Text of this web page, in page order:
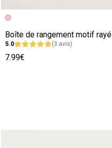
Boîte de rangement motif rayé
5.0 (3 avis)
7.99€